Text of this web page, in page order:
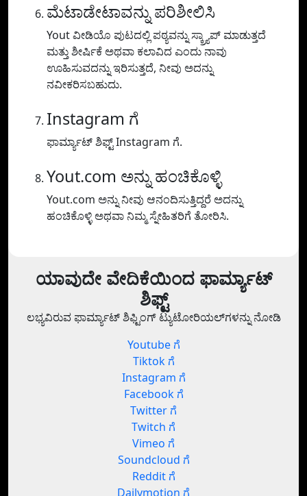
ಮೆಟಾಡೇಟಾವನ್ನು ಪರಿಶೀಲಿಸಿ
Yout ವೀಡಿಯೊ ಪುಟದಲ್ಲಿ ಪಠ್ಯವನ್ನು ಸ್ಕ್ರ್ಯಾಪ್ ಮಾಡುತ್ತದೆ
ಮತ್ತು ಶೀರ್ಷಿಕೆ ಅಥವಾ ಕಲಾವಿದ ಎಂದು ನಾವು
ಊಹಿಸುವದನ್ನು ಇರಿಸುತ್ತದೆ, ನೀವು ಅದನ್ನು
ನವೀಕರಿಸಬಹುದು.
Instagram ಗೆ
ಫಾರ್ಮ್ಯಾಟ್ ಶಿಫ್ಟ್ Instagram ಗೆ.
Yout.com ಅನ್ನು ಹಂಚಿಕೊಳ್ಳಿ
Yout.com ಅನ್ನು ನೀವು ಆನಂದಿಸುತ್ತಿದ್ದರೆ ಅದನ್ನು
ಹಂಚಿಕೊಳ್ಳಿ ಅಥವಾ ನಿಮ್ಮ ಸ್ನೇಹಿತರಿಗೆ ತೋರಿಸಿ.
ಯಾವುದೇ ವೇದಿಕೆಯಿಂದ ಫಾರ್ಮ್ಯಾಟ್
ಶಿಫ್ಟ್
ಲಭ್ಯವಿರುವ ಫಾರ್ಮ್ಯಾಟ್ ಶಿಫ್ಟಿಂಗ್ ಟ್ಯುಟೋರಿಯಲ್‌ಗಳನ್ನು ನೋಡಿ
Youtube ಗೆ
Tiktok ಗೆ
Instagram ಗೆ
Facebook ಗೆ
Twitter ಗೆ
Twitch ಗೆ
Vimeo ಗೆ
Soundcloud ಗೆ
Reddit ಗೆ
Dailymotion ಗೆ